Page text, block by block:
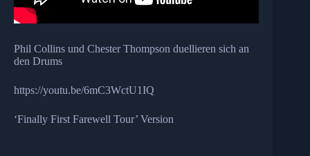
Phil Collins und Chester Thompson duellieren sich an
den Drums
https://youtu.be/6mC3WctU1IQ
‘Finally First Farewell Tour’ Version